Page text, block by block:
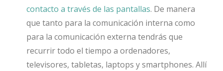
contacto a través de las pantallas. De manera
que tanto para la comunicación interna como
para la comunicación externa tendrás que
recurrir todo el tiempo a ordenadores,
televisores, tabletas, laptops y smartphones. Allí